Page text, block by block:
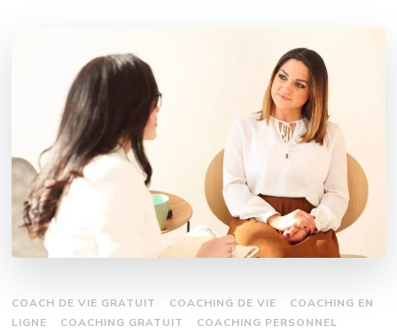
COACH DE VIE GRATUIT COACHING DE VIE
COACHING EN
LIGNE
COACHING GRATUIT
COACHING PERSONNEL